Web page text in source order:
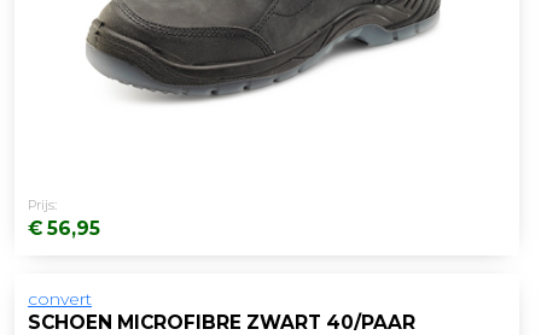
Prijs:
€ 56,95
convert
SCHOEN MICROFIBRE ZWART 40/PAAR